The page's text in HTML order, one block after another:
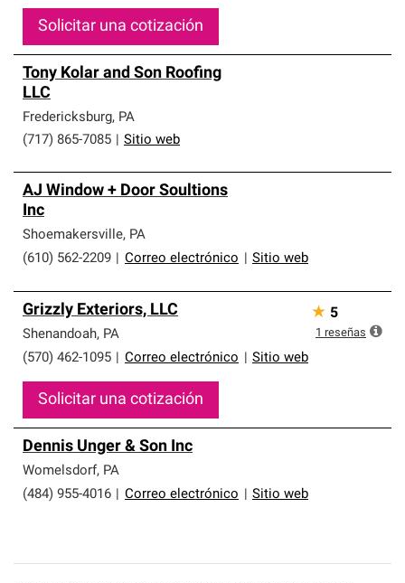
Solicitar una cotización
Tony Kolar and Son Roofing
LLC
Fredericksburg, PA
(717) 865-7085
Sitio web
AJ Window + Door Soultions
Inc
Shoemakersville, PA
(610) 562-2209
Correo electrónico Sitio web
Grizzly Exteriors, LLC
Shenandoah, PA
(570) 462-1095
Correo electrónico Sitio web
Solicitar una cotización
★ 5
1 reseñas
Dennis Unger & Son Inc
Womelsdorf, PA
(484) 955-4016
Correo electrónico Sitio web